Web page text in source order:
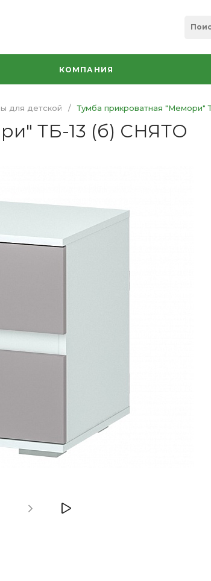
КОМПАНИЯ
для детской / Тумба прикроватная "Мемори"
ТБ-13 (б) СНЯТО